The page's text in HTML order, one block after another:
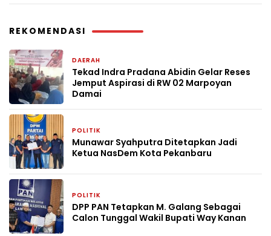
REKOMENDASI
DAERAH
Tekad Indra Pradana Abidin Gelar Reses
Jemput Aspirasi di RW 02 Marpoyan
Damai
POLITIK
Munawar Syahputra Ditetapkan Jadi
Ketua NasDem Kota Pekanbaru
POLITIK
DPP PAN Tetapkan M. Galang Sebagai
Calon Tunggal Wakil Bupati Way Kanan